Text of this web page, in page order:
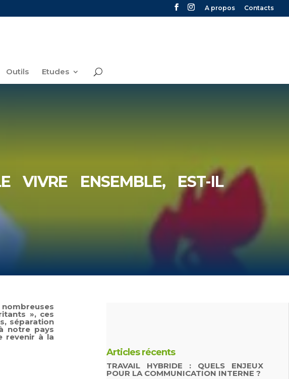
A propos Contacts
Outils Etudes
VIVRE ENSEMBLE, EST-IL
nombreuses
», ces
séparation
notre pays
revenir à la
Articles récents
TRAVAIL HYBRIDE : QUELS ENJEUX
POUR LA COMMUNICATION INTERNE ?